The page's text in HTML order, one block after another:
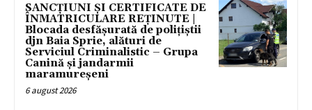
SANCȚIUNI ȘI CERTIFICATE DE
ÎNMATRICULARE REȚINUTE |
Blocada desfășurată de polițiștii
djn Baia Sprie, alături de
Serviciul Criminalistic – Grupa
Canină și jandarmii
maramureșeni
6 august 2026